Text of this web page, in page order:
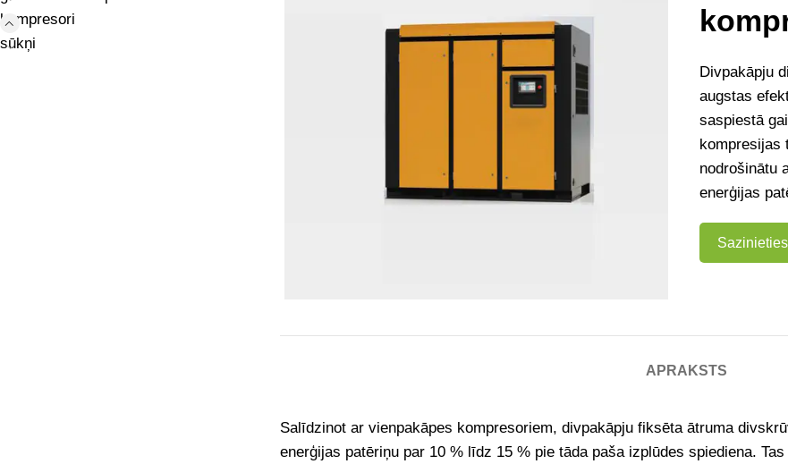
kompresori
sūkņi
Divpakāpju
augstas
saspiestā
kompresijas
nodrošinātu
enerģijas
APRAKSTS
Salīdzinot ar vienpakāpes kompresoriem, divpakāpju fiksēta ātruma
enerģijas patēriņu par 10 % līdz 15 % pie tāda paša izplūdes spiediena.